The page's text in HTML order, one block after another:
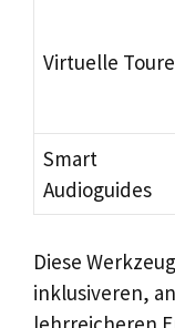
Virtuelle
Smart
Audioguides
Diese
inklusiveren,